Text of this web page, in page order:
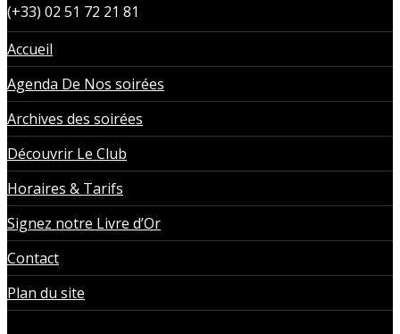
(+33) 02 51 72 21 81
Accueil
Agenda De Nos soirées
Archives des soirées
Découvrir Le Club
Horaires & Tarifs
Signez notre Livre d’Or
Contact
Plan du site